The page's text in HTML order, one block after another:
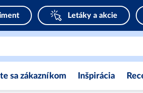
Letáky a akcie
sa zákazníkom Inšpirácia